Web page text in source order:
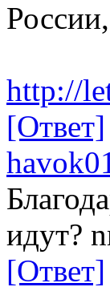
http://
[Ответ]
идут?
[Ответ]